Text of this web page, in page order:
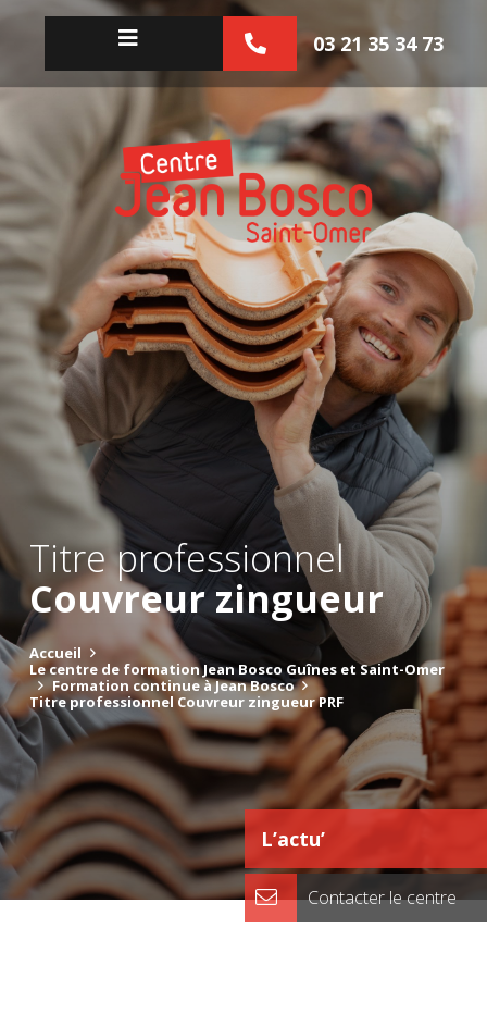
03 21 35 34 73
Titre professionnel
Couvreur zingueur
Accueil
Le centre de formation Jean Bosco Guînes et Saint-Omer
Formation continue à Jean Bosco
Titre professionnel Couvreur zingueur PRF
L’actu’
Contacter le centre